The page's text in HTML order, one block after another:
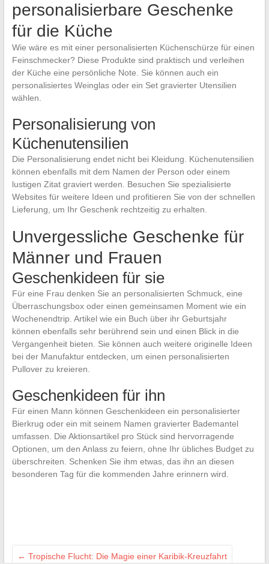
personalisierbare Geschenke
für die Küche
Wie wäre es mit einer personalisierten Küchenschürze für einen
Feinschmecker? Diese Produkte sind praktisch und verleihen
der Küche eine persönliche Note. Sie können auch ein
personalisiertes Weinglas oder ein Set gravierter Utensilien
wählen.
Personalisierung von
Küchenutensilien
Die Personalisierung endet nicht bei Kleidung. Küchenutensilien
können ebenfalls mit dem Namen der Person oder einem
lustigen Zitat graviert werden. Besuchen Sie spezialisierte
Websites für weitere Ideen und profitieren Sie von der schnellen
Lieferung, um Ihr Geschenk rechtzeitig zu erhalten.
Unvergessliche Geschenke für
Männer und Frauen
Geschenkideen für sie
Für eine Frau denken Sie an personalisierten Schmuck, eine
Überraschungsbox oder einen gemeinsamen Moment wie ein
Wochenendtrip. Artikel wie ein Buch über ihr Geburtsjahr
können ebenfalls sehr berührend sein und einen Blick in die
Vergangenheit bieten. Sie können auch weitere originelle Ideen
bei der Manufaktur entdecken, um einen personalisierten
Pullover zu kreieren.
Geschenkideen für ihn
Für einen Mann können Geschenkideen ein personalisierter
Bierkrug oder ein mit seinem Namen gravierter Bademantel
umfassen. Die Aktionsartikel pro Stück sind hervorragende
Optionen, um den Anlass zu feiern, ohne Ihr übliches Budget zu
überschreiten. Schenken Sie ihm etwas, das ihn an diesen
besonderen Tag für die kommenden Jahre erinnern wird.
← Tropische Flucht: Die Magie einer Karibik-Kreuzfahrt